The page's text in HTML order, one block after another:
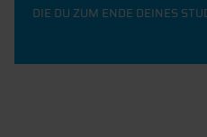
DIE DU ZUM ENDE DEINES